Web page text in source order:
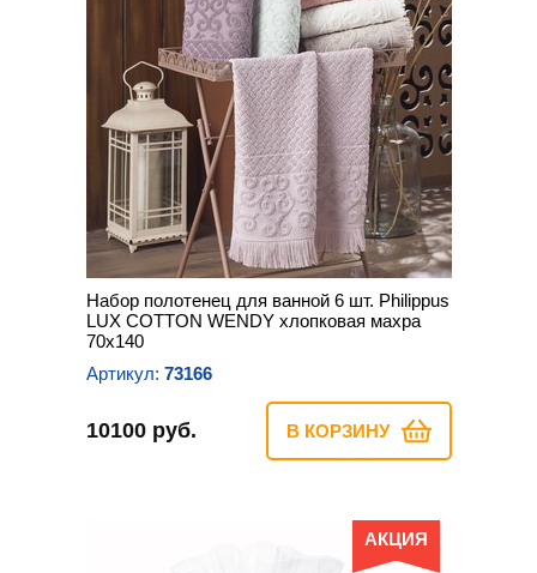
Набор полотенец для ванной 6 шт. Philippus
LUX COTTON WENDY хлопковая махра
70х140
Артикул: 73166
10100 руб. В КОРЗИНУ
АКЦИЯ